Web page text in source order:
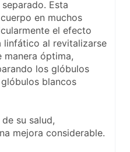
Esta
en muchos
el efecto
linfático al revitalizarse
manera óptima,
los glóbulos
blancos
su salud,
mejora considerable.